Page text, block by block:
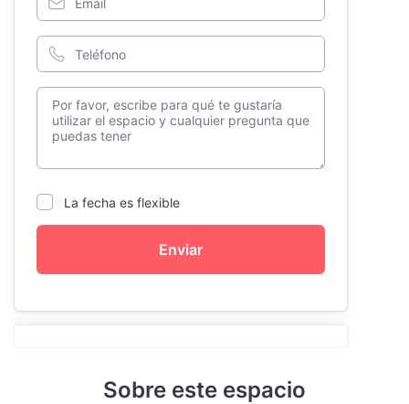
La fecha es flexible
Enviar
Sobre este espacio